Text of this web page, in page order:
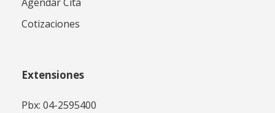
Cotizaciones
Extensiones
Pbx: 04-2595400